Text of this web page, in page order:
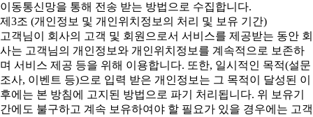
이동통신망을 통해 전송 받는 방법으로 수집합니다.
제3조 (개인정보 및 개인위치정보의 처리 및 보유 기간)
고객님이 회사의 고객 및 회원으로서 서비스를 제공받는 동안 회
사는 고객님의 개인정보와 개인위치정보를 계속적으로 보존하
며 서비스 제공 등을 위해 이용합니다. 또한, 일시적인 목적(설문
조사, 이벤트 등)으로 입력 받은 개인정보는 그 목적이 달성된 이
후에는 본 방침에 고지된 방법으로 파기 처리됩니다. 위 보유기
간에도 불구하고 계속 보유하여야 할 필요가 있을 경우에는 고객